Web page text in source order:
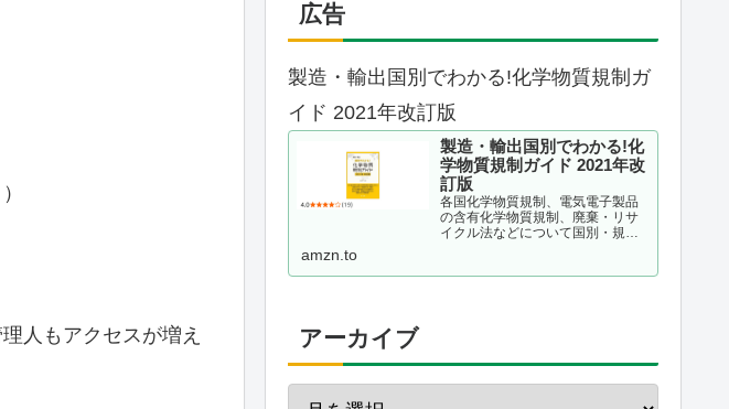
人もアクセスが増え
広告
製造・輸出国別でわかる!化学物質規制ガ
イド 2021年改訂版
製造・輸出国別でわかる!化
学物質規制ガイド 2021年改
訂版
各国化学物質規制、電気電子製品
の含有化学物質規制、廃棄・リサ
イクル法などについて国別・規制
ている疑問をQ&A形式で事例掲載
amzn.to
アーカイブ